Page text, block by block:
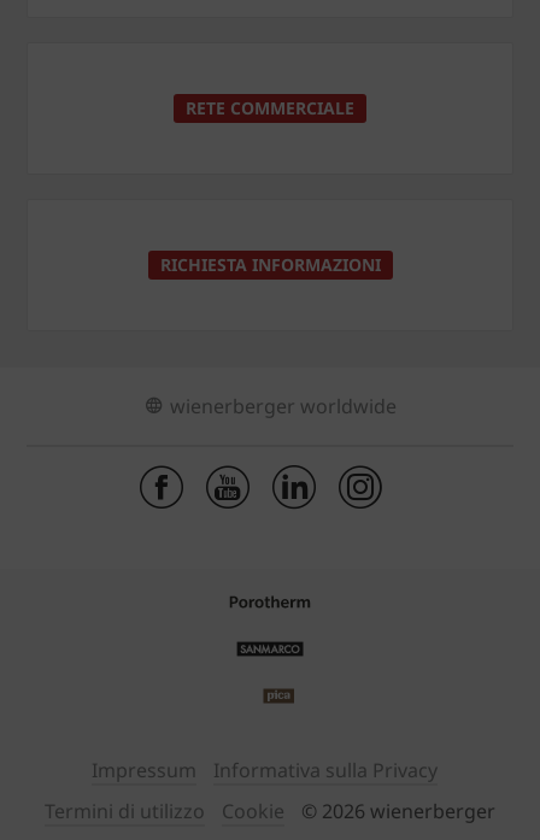
RETE COMMERCIALE
RICHIESTA INFORMAZIONI
wienerberger worldwide
Impressum
Informativa sulla Privacy
Termini di utilizzo
Cookie © 2026 wienerberger